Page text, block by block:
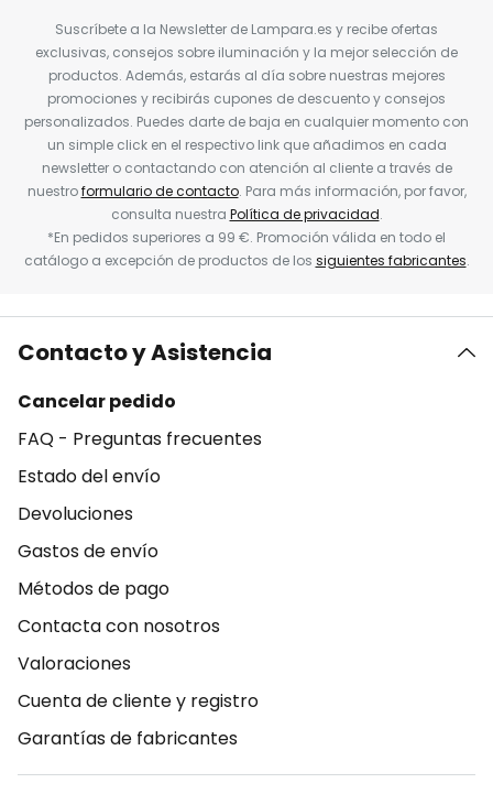
Suscríbete a la Newsletter de Lampara.es y recibe ofertas
exclusivas, consejos sobre iluminación y la mejor selección de
productos. Además, estarás al día sobre nuestras mejores
promociones y recibirás cupones de descuento y consejos
personalizados. Puedes darte de baja en cualquier momento con
un simple click en el respectivo link que añadimos en cada
newsletter o contactando con atención al cliente a través de
nuestroformulario de contacto. Para más información, por favor,
consulta nuestra Política de privacidad.
*En pedidos superiores a 99 €. Promoción válida en todo el
catálogo a excepción de productos de los siguientes fabricantes.
Contacto y Asistencia
Cancelar pedido
FAQ - Preguntas frecuentes
Estado del envío
Devoluciones
Gastos de envío
Métodos de pago
Contacta con nosotros
Valoraciones
Cuenta de cliente y registro
Garantías de fabricantes